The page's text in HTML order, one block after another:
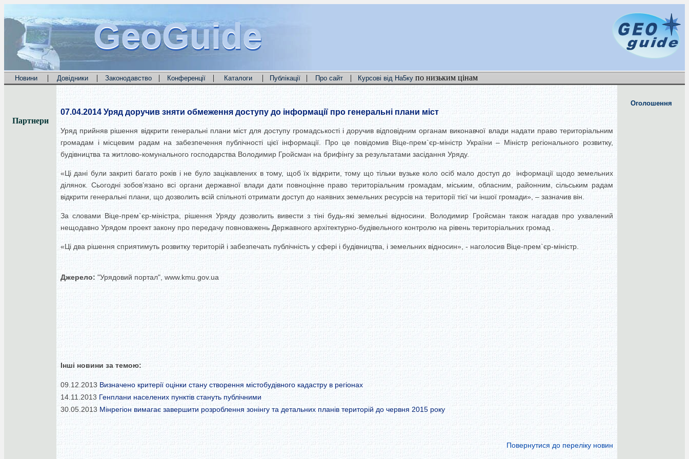
GeoGuide
GeoGuide
GeoGuide
Новини | Довідники | Законодавство | Конференції | Каталоги | Публікації | Про сайт | Курсові від На5ку по низьким цінам
Партнери
07.04.2014 Уряд доручив зняти обмеження доступу до інформації про генеральні плани міст
Уряд прийняв рішення відкрити генеральні плани міст для доступу громадськості і доручив відповідним органам виконавчої влади надати право територіальним
громадам і місцевим радам на забезпечення публічності цієї інформації. Про це повідомив Віце-прем`єр-міністр України – Міністр регіонального розвитку,
будівництва та житлово-комунального господарства Володимир Гройсман на брифінгу за результатами засідання Уряду.
«Ці дані були закриті багато років і не було зацікавлених в тому, щоб їх відкрити, тому що тільки вузьке коло осіб мало доступ до інформації щодо земельних
ділянок. Сьогодні зобов’язано всі органи державної влади дати повноцінне право територіальним громадам, міським, обласним, районним, сільським радам
відкрити генеральні плани, що дозволить всій спільноті отримати доступ до наявних земельних ресурсів на території тієї чи іншої громади», – зазначив він.
За словами Віце-прем`єр-міністра, рішення Уряду дозволить вивести з тіні будь-які земельні відносини. Володимир Гройсман також нагадав про ухвалений
нещодавно Урядом проект закону про передачу повноважень Державного архітектурно-будівельного контролю на рівень територіальних громад .
«Ці два рішення сприятимуть розвитку територій і забезпечать публічність у сфері і будівництва, і земельних відносин», - наголосив Віце-прем`єр-міністр.
Джерело: "Урядовий портал", www.kmu.gov.ua
Інші новини за темою:
09.12.2013 Визначено критерії оцінки стану створення містобудівного кадастру в регіонах
14.11.2013 Генплани населених пунктів стануть публічними
30.05.2013 Мінрегіон вимагає завершити розроблення зонінгу та детальних планів територій до червня 2015 року
Повернутися до переліку новин
Оголошення